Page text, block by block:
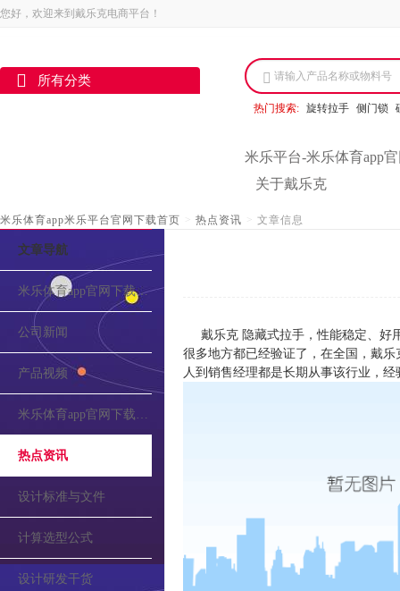
您好，欢迎来到戴乐克电商平台！
所有分类 请输入产品名称或物料号
热门搜索: 旋转拉手 侧门锁
米乐平台-米乐体育app
关于戴乐克
米乐体育app米乐平台官网下载首页 > 热点资讯 > 文章信息
文章导航
米乐体育app官网下载的介绍
公司新闻
产品视频
米乐体育app官网下载的公告
热点资讯
设计标准与文件
计算选型公式
设计研发干货
戴乐克 隐藏式拉手，性能稳定、好
很多地方都已经验证了，在全国，戴
人到销售经理都是长期从事该行业，